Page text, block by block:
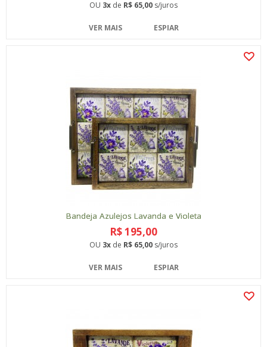
OU 3x de R$ 65,00 s/juros
VER MAIS ESPIAR
Bandeja Azulejos Lavanda e Violeta
R$ 195,00
OU 3x de R$ 65,00 s/juros
VER MAIS ESPIAR